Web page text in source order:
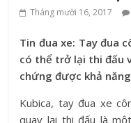
Tháng mười 16, 2017
Tin đua xe: Tay đua
có thể trở lại thi đấu
chứng được khả
Kubica, tay đua xe
quay lại thi đấu là